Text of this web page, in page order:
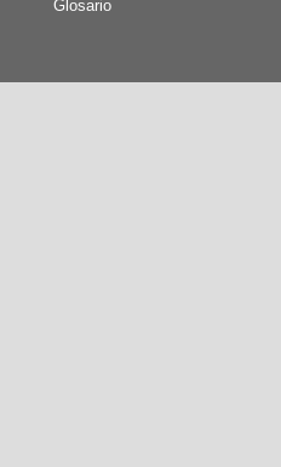
Glosario